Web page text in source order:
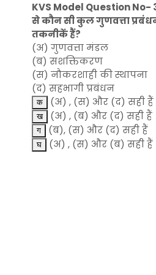
KVS Model Question No-
से कौन सी कुल गुणवत्ता
तकनीकें हैं?
(अ) गुणवत्ता मंडल
(ब) सशक्तिकरण
(स) नौकरशाही की स्थापना
(द) सहभागी प्रबंधन
(अ) , (स) और (द) सही हैं
(अ) , (ब) और (द) सही हैं
(ब), (स) और (द) सही हैं
(अ) , (स) और (ब) सही हैं